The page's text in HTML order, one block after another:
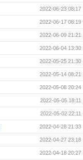
2022-06-23 08:17
2022-06-17 08:19
2022-06-09 21:21
2022-06-04 13:30
2022-05-25 21:30
2022-05-14 08:21
2022-05-08 20:24
2022-05-05 18:11
2022-05-02 22:11
2022-04-28 21:33
2022-04-27 23:18
2022-04-18 20:27